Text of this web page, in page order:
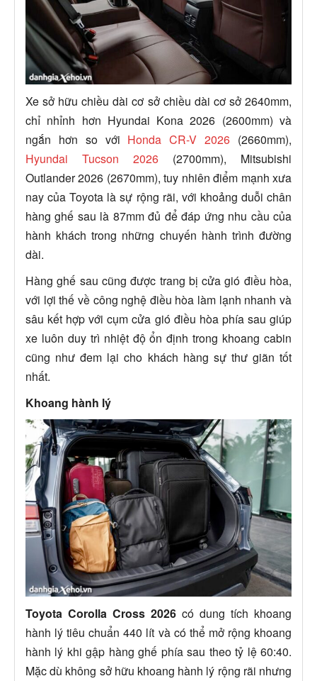
Xe sở hữu chiều dài cơ sở chiều dài cơ sở 2640mm,
chỉ nhỉnh hơn Hyundai Kona 2026 (2600mm) và
ngắn hơn so với Honda CR-V 2026 (2660mm),
Hyundai Tucson 2026 (2700mm), Mitsubishi
Outlander 2026 (2670mm), tuy nhiên điểm mạnh xưa
nay của Toyota là sự rộng rãi, với khoảng duỗi chân
hàng ghế sau là 87mm đủ để đáp ứng nhu cầu của
hành khách trong những chuyến hành trình đường
dài.
Hàng ghế sau cũng được trang bị cửa gió điều hòa,
với lợi thế về công nghệ điều hòa làm lạnh nhanh và
sâu kết hợp với cụm cửa gió điều hòa phía sau giúp
xe luôn duy trì nhiệt độ ổn định trong khoang cabin
cũng như đem lại cho khách hàng sự thư giãn tốt
nhất.
Khoang hành lý
Toyota Corolla Cross 2026 có dung tích khoang
hành lý tiêu chuẩn 440 lít và có thể mở rộng khoang
hành lý khi gập hàng ghế phía sau theo tỷ lệ 60:40.
Mặc dù không sở hữu khoang hành lý rộng rãi nhưng